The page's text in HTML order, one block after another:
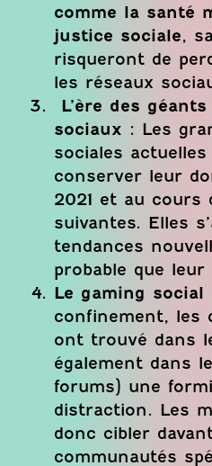
comme la santé
justice sociale,
risqueront de
les réseaux
L’ère des
sociaux : Les
sociales
conserver leur
2021 et au cours
suivantes. Elles
tendances
probable que
Le gaming social
confinement, les
ont trouvé dans
également dans
forums) une
distraction. Les
donc cibler
communautés